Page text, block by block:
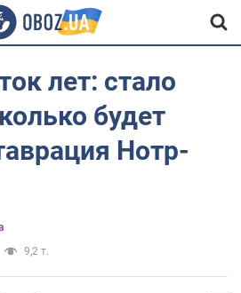
лет: стало
будет
Нотр-
9,2 т.